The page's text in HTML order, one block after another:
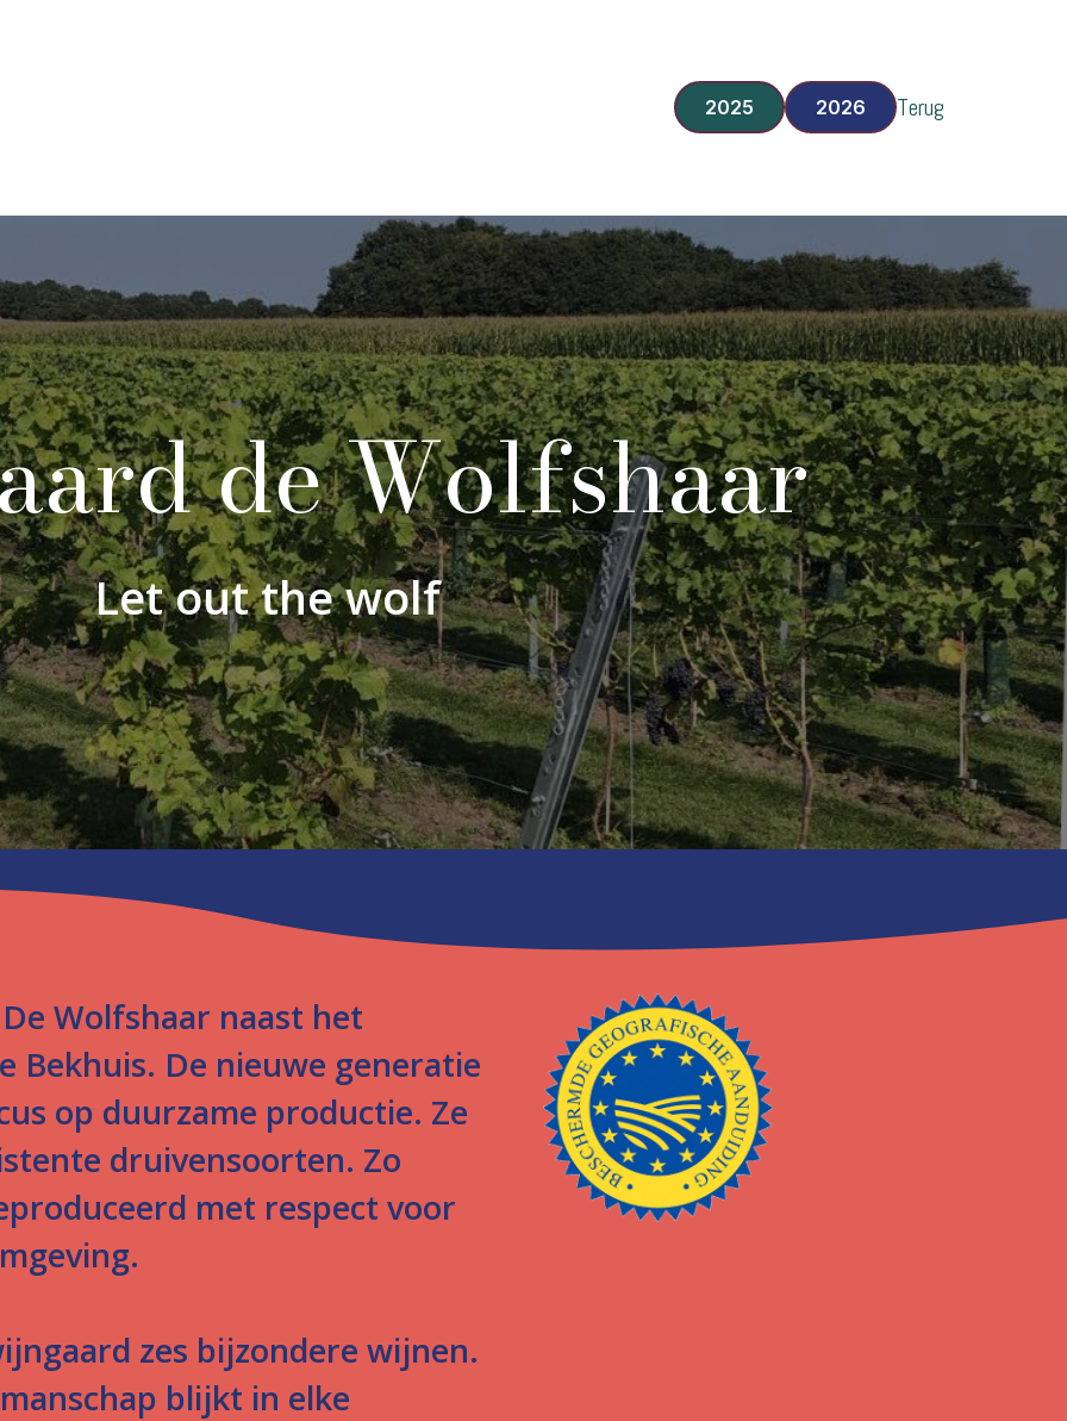
2025 2026 Terug
de Wolfshaar
Let out the wolf
Wolfshaar naast het
Bekhuis. De nieuwe generatie
op duurzame productie. Ze
druivensoorten. Zo
met respect voor
zes bijzondere wijnen.
blijkt in elke